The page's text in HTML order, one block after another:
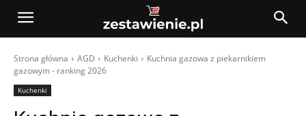
Strona główna AGD Kuchenki
Kuchnia gazowa z piekarnikiem
gazowym - ranking 2026
Kuchenki